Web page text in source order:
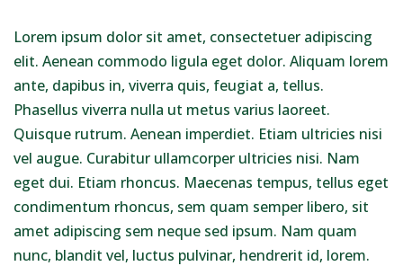
Lorem ipsum dolor sit amet, consectetuer adipiscing
elit. Aenean commodo ligula eget dolor. Aliquam lorem
ante, dapibus in, viverra quis, feugiat a, tellus.
Phasellus viverra nulla ut metus varius laoreet.
Quisque rutrum. Aenean imperdiet. Etiam ultricies nisi
vel augue. Curabitur ullamcorper ultricies nisi. Nam
eget dui. Etiam rhoncus. Maecenas tempus, tellus eget
condimentum rhoncus, sem quam semper libero, sit
amet adipiscing sem neque sed ipsum. Nam quam
nunc, blandit vel, luctus pulvinar, hendrerit id, lorem.